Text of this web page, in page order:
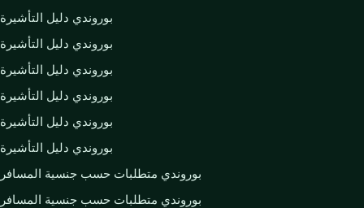
بوروندي دليل التأشيرة
بوروندي دليل التأشيرة
بوروندي دليل التأشيرة
بوروندي دليل التأشيرة
بوروندي دليل التأشيرة
بوروندي دليل التأشيرة
بوروندي متطلبات حسب جنسية المسافر
بوروندي متطلبات حسب جنسية المسافر